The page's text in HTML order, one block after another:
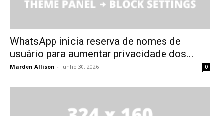
WhatsApp inicia reserva de nomes de
usuário para aumentar privacidade dos...
Marden Allison - junho 30, 2026 0